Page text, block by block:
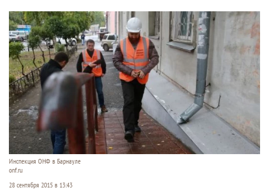
Инспекция ОНФ в Барнауле
onf.ru
28 сентября 2015 в 13:43